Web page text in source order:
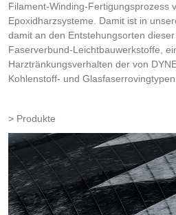
Filament-Winding-Fertigungsprozess
Epoxidharzsysteme. Damit ist in
damit an den Entstehungsorten
Faserverbund-Leichtbauwerkstoffe,
Harztränkungsverhalten der von
Kohlenstoff- und
Produkte